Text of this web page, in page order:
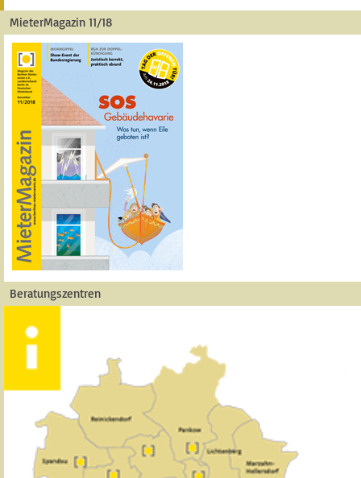
MieterMagazin 11/18
Beratungszentren